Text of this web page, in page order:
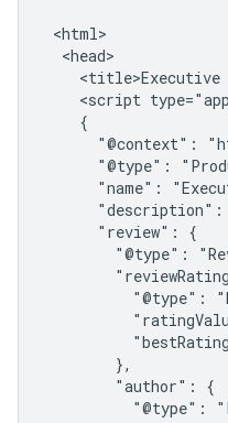
<html>
  <head>
<title>Executive
<script
    {
"@context":
"@type":
"name":
      "review": {
"@type":
"@type":
        },
        "author": {
"@type":